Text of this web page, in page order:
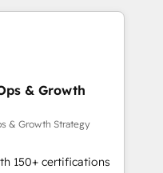
avec des ETI
digitale et des
RevOps
commerciales et
API,
les visiteurs en
& Growth
& Growth Strategy
150+ certifications